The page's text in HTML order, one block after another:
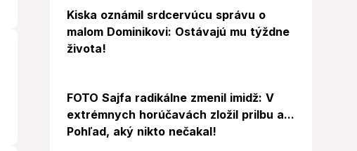
Kiska oznámil srdcervúcu správu o
malom Dominikovi: Ostávajú mu týždne
života!
Foto
FOTO Sajfa radikálne zmenil imidž: V
extrémnych horúčavách zložil prilbu a...
Pohľad, aký nikto nečakal!